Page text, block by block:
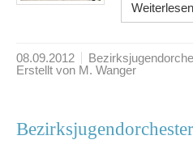
08.09.2012
Erstellt von M. Wanger